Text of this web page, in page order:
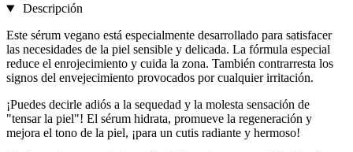
Descripción
Este sérum vegano está especialmente desarrollado para satisfacer
las necesidades de la piel sensible y delicada. La fórmula especial
reduce el enrojecimiento y cuida la zona. También contrarresta los
signos del envejecimiento provocados por cualquier irritación.
¡Puedes decirle adiós a la sequedad y la molesta sensación de
"tensar la piel"! El sérum hidrata, promueve la regeneración y
mejora el tono de la piel, ¡para un cutis radiante y hermoso!